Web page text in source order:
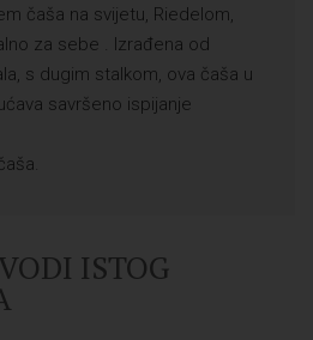
čaša na svijetu, Riedelom,
za sebe . Izrađena od
s dugim stalkom, ova čaša u
savršeno ispijanje
ISTOG